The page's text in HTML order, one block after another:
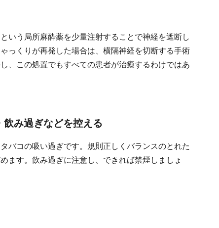
いう局所麻酔薬を少量注射することで神経を遮断し
っくりが再発した場合は、横隔神経を切断する手術
、この処置でもすべての患者が治癒するわけではあ
飲み過ぎなどを控える
バコの吸い過ぎです。規則正しくバランスのとれた
ます。飲み過ぎに注意し、できれば禁煙しましょ